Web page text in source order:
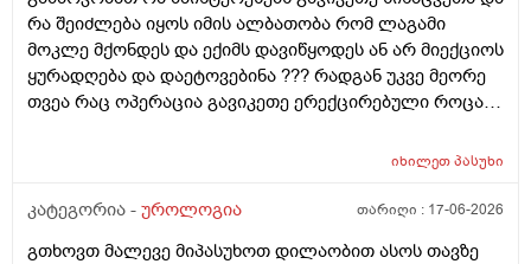
რა შეიძლება იყოს იმის ალბათობა რომ ლაგამი
მოკლე მქონდეს და ექიმს დავიწყოდეს ან არ მიექციოს
ყურადღება და დაეტოვებინა ??? რადგან უკვე მეორე
თვეა რაც ოპერაცია გავიკეთე ერექცირებული როცა
ასევე არაერექციულ დროსაც სადღაც ეგრე 1
ერექცირებულის დროს უბრალოდ მერე გარშემოც
იქაჩება ხოლმე და ცოტა დაჭიმვასაც ვგრძნობსავით
იხილეთპასუხი
კატეგორია - უროლოგია თარიღი : 17-06-2026
გთხოვთ მალევე მიპასუხოთ დილაობით ასოს თავზე